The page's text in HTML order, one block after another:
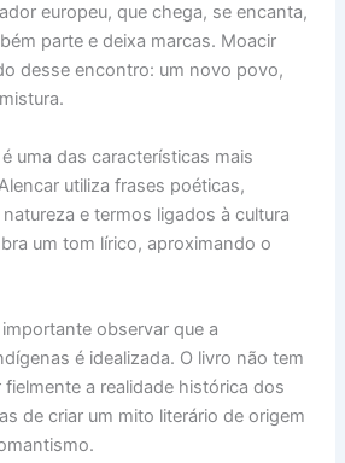
europeu, que chega, se encanta,
parte e deixa marcas. Moacir
desse encontro: um novo povo,
uma das características mais
utiliza frases poéticas,
e termos ligados à cultura
um tom lírico, aproximando o
observar que a
é idealizada. O livro não tem
a realidade histórica dos
de criar um mito literário de origem